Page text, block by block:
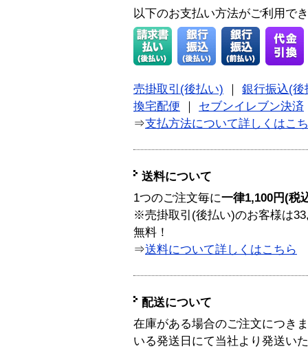
以下のお支払い方法がご利用で
売掛取引(後払い)
銀行振込(後
換宅配便
セブンイレブン決済
⇒支払方法について詳しくはこ
送料について
1つのご注文毎に一律1,100円(税
※売掛取引(後払い)のお客様は
無料！
⇒送料について詳しくはこちら
配送について
在庫がある場合のご注文につき
いる発送日にて当社より発送い